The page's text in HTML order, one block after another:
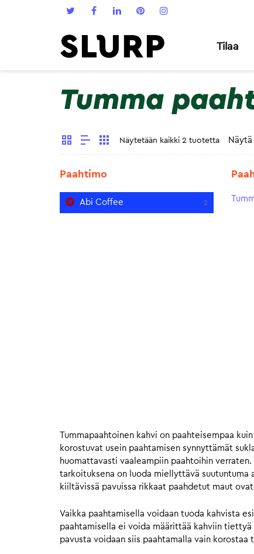
Tilaa
Tumma
Näytetään kaikki 2 tuotetta Näytä
Paahtimo
Abi Coffee 2
Tummapaahtoinen kahvi on paahteisempaa
korostuvat usein paahtamisen synnyttämät
huomattavasti vaaleampiin paahtoihin
tarkoituksena on luoda miellyttävä suutuntuma
kiiltävissä pavuissa rikkaat paahdetut maut
Vaikka paahtamisella voidaan tuoda kahvista
paahtamisella ei voida määrittää kahviin tiettyä
pavusta voidaan siis paahtamalla vain